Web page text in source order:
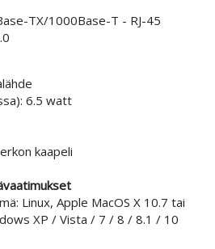
TX/1000Base-T - RJ-45
6.5 watt
kaapeli
Linux, Apple MacOS X 10.7 tai
XP / Vista / 7 / 8 / 8.1 / 10